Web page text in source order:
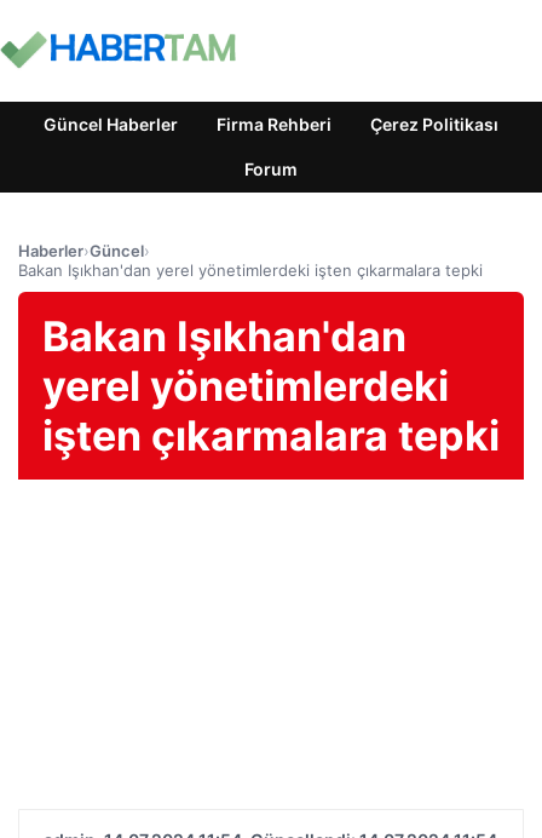
Güncel Haberler Firma Rehberi Çerez Politikası
Forum
Haberler›Güncel›
Bakan Işıkhan'dan yerel yönetimlerdeki işten çıkarmalara tepki
Bakan Işıkhan'dan
yerel yönetimlerdeki
işten çıkarmalara tepki